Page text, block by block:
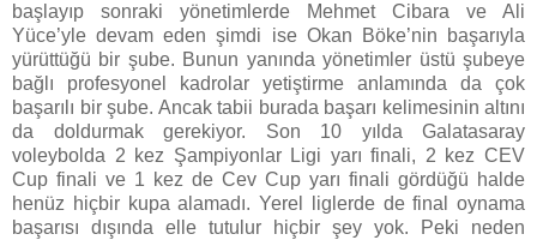
başlayıp sonraki yönetimlerde Mehmet Cibara ve Ali
Yüce’yle devam eden şimdi ise Okan Böke’nin başarıyla
yürüttüğü bir şube. Bunun yanında yönetimler üstü şubeye
bağlı profesyonel kadrolar yetiştirme anlamında da çok
başarılı bir şube. Ancak tabii burada başarı kelimesinin altını
da doldurmak gerekiyor. Son 10 yılda Galatasaray
voleybolda 2 kez Şampiyonlar Ligi yarı finali, 2 kez CEV
Cup finali ve 1 kez de Cev Cup yarı finali gördüğü halde
henüz hiçbir kupa alamadı. Yerel liglerde de final oynama
başarısı dışında elle tutulur hiçbir şey yok. Peki neden